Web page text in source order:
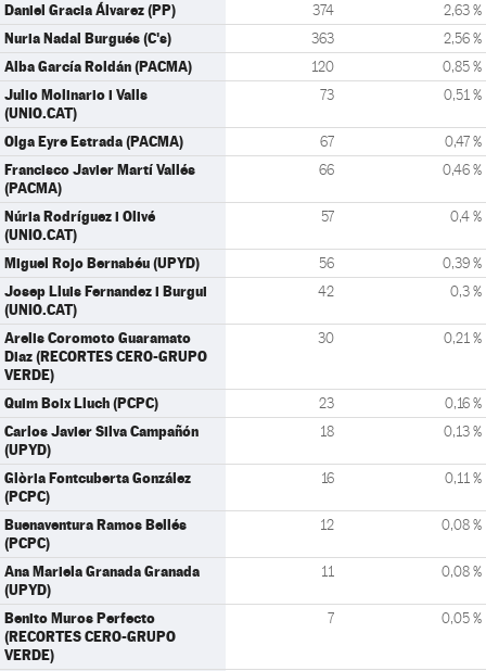
Daniel Gracia Álvarez (PP) 374 2,63 %
Nuria Nadal Burgués (C's) 363 2,56 %
Alba García Roldán (PACMA) 120 0,85 %
Julio Molinario i Valls
(UNIO.CAT)
73 0,51 %
Olga Eyre Estrada (PACMA) 67 0,47 %
Francisco Javier Martí Vallés
(PACMA)
66 0,46 %
Núria Rodríguez i Olivé
(UNIO.CAT)
57 0,4 %
Miguel Rojo Bernabéu (UPYD) 56 0,39 %
Josep Lluis Fernandez i Burgui
(UNIO.CAT)
42 0,3 %
Arelis Coromoto Guaramato
Diaz (RECORTES CERO-GRUPO
VERDE)
30 0,21 %
Quim Boix Lluch (PCPC) 23 0,16 %
Carlos Javier Silva Campañón
(UPYD)
18 0,13 %
Glòria Fontcuberta González
(PCPC)
16 0,11 %
Buenaventura Ramos Bellés
(PCPC)
12 0,08 %
Ana Mariela Granada Granada
(UPYD)
11 0,08 %
Benito Muros Perfecto
(RECORTES CERO-GRUPO
VERDE)
7 0,05 %